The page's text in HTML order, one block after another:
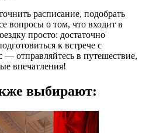
расписание, подобрать
вопросы о том, что входит в
просто: достаточно
к встрече с
— отправляйтесь в путешествие,
впечатления!
выбирают: